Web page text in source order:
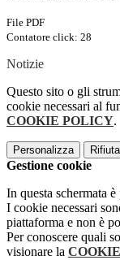
File PDF
Contatore click: 28
Notizie
Questo sito o gli
cookie necessari al
COOKIE POLICY.
Personalizza
Gestione cookie
In questa schermata
I cookie necessari
piattaforma e non è
Per conoscere quali
visionare la